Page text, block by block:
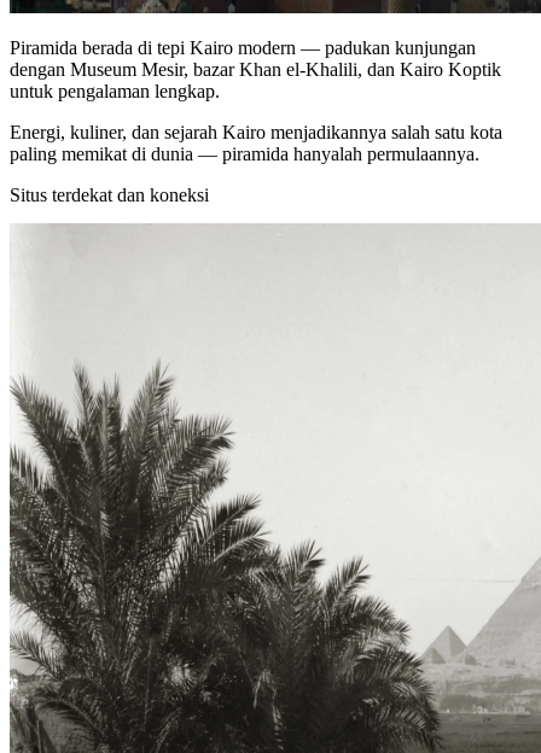
Piramida berada di tepi Kairo modern — padukan kunjungan
dengan Museum Mesir, bazar Khan el‑Khalili, dan Kairo Koptik
untuk pengalaman lengkap.
Energi, kuliner, dan sejarah Kairo menjadikannya salah satu kota
paling memikat di dunia — piramida hanyalah permulaannya.
Situs terdekat dan koneksi